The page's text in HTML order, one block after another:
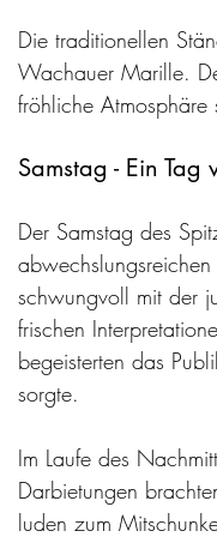
Die traditionellen
Wachauer Marille.
fröhliche
Samstag - Ein Tag
Der Samstag des
schwungvoll mit der
frischen
begeisterten das
sorgte.
Im Laufe des
Darbietungen
luden zum